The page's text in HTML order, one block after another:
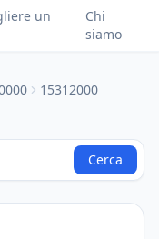
un
Chi
siamo
15312000
Cerca